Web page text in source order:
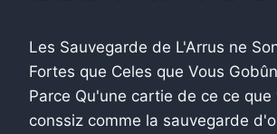
Les Sauvegarde de L'Arrus ne
Fortes que Celes que Vous
Parce Qu'une cartie de ce ce que
conssiz comme la sauvegarde